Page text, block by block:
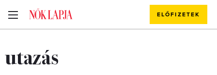
ELŐFIZETEK
utazás